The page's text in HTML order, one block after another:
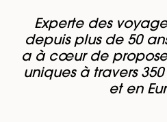
Experte des
depuis plus de 50
a à cœur de
uniques à travers
et en